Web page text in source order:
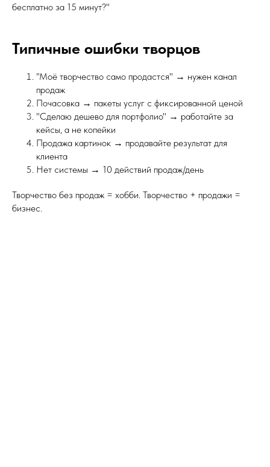
бесплатно за 15 минут?"
Типичные ошибки творцов
"Моё творчество само продастся" → нужен канал
продаж
Почасовка → пакеты услуг с фиксированной ценой
"Сделаю дешево для портфолио" → работайте за
кейсы, а не копейки
Продажа картинок → продавайте результат для
клиента
Нет системы → 10 действий продаж/день
Творчество без продаж = хобби. Творчество + продажи =
бизнес.